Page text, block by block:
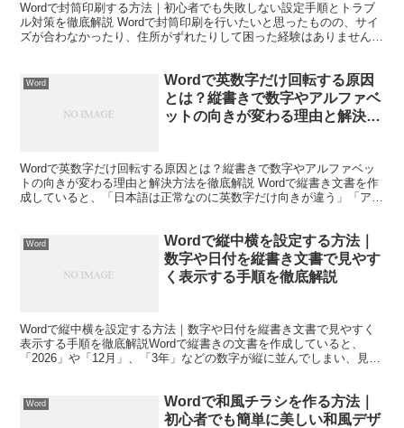
Wordで封筒印刷する方法｜初心者でも失敗しない設定手順とトラブ
ル対策を徹底解説 Wordで封筒印刷を行いたいと思ったものの、サイ
ズが合わなかったり、住所がずれたりして困った経験はありません
Word
Wordで英数字だけ回転する原因
とは？縦書きで数字やアルファベ
ットの向きが変わる理由と解決方
Wordで英数字だけ回転する原因とは？縦書きで数字やアルファベッ
トの向きが変わる理由と解決方法を徹底解説 Wordで縦書き文書を作
成していると、「日本語は正常なのに英数字だけ向きが違う」「アル
Word
Wordで縦中横を設定する方法｜
数字や日付を縦書き文書で見やす
く表示する手順を徹底解説
Wordで縦中横を設定する方法｜数字や日付を縦書き文書で見やすく
表示する手順を徹底解説Wordで縦書きの文書を作成していると、
「2026」や「12月」、「3年」などの数字が縦に並んでしまい、見た
Word
Wordで和風チラシを作る方法｜
初心者でも簡単に美しい和風デザ